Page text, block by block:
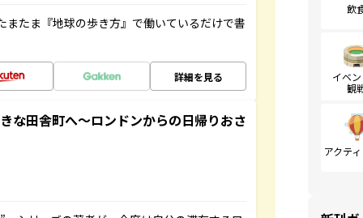
たま『地球の歩き方』で働いているだけで書
詳細を見る
な田舎町へ～ロンドンからの日帰りおさ
飲
イベ
観
アクテ